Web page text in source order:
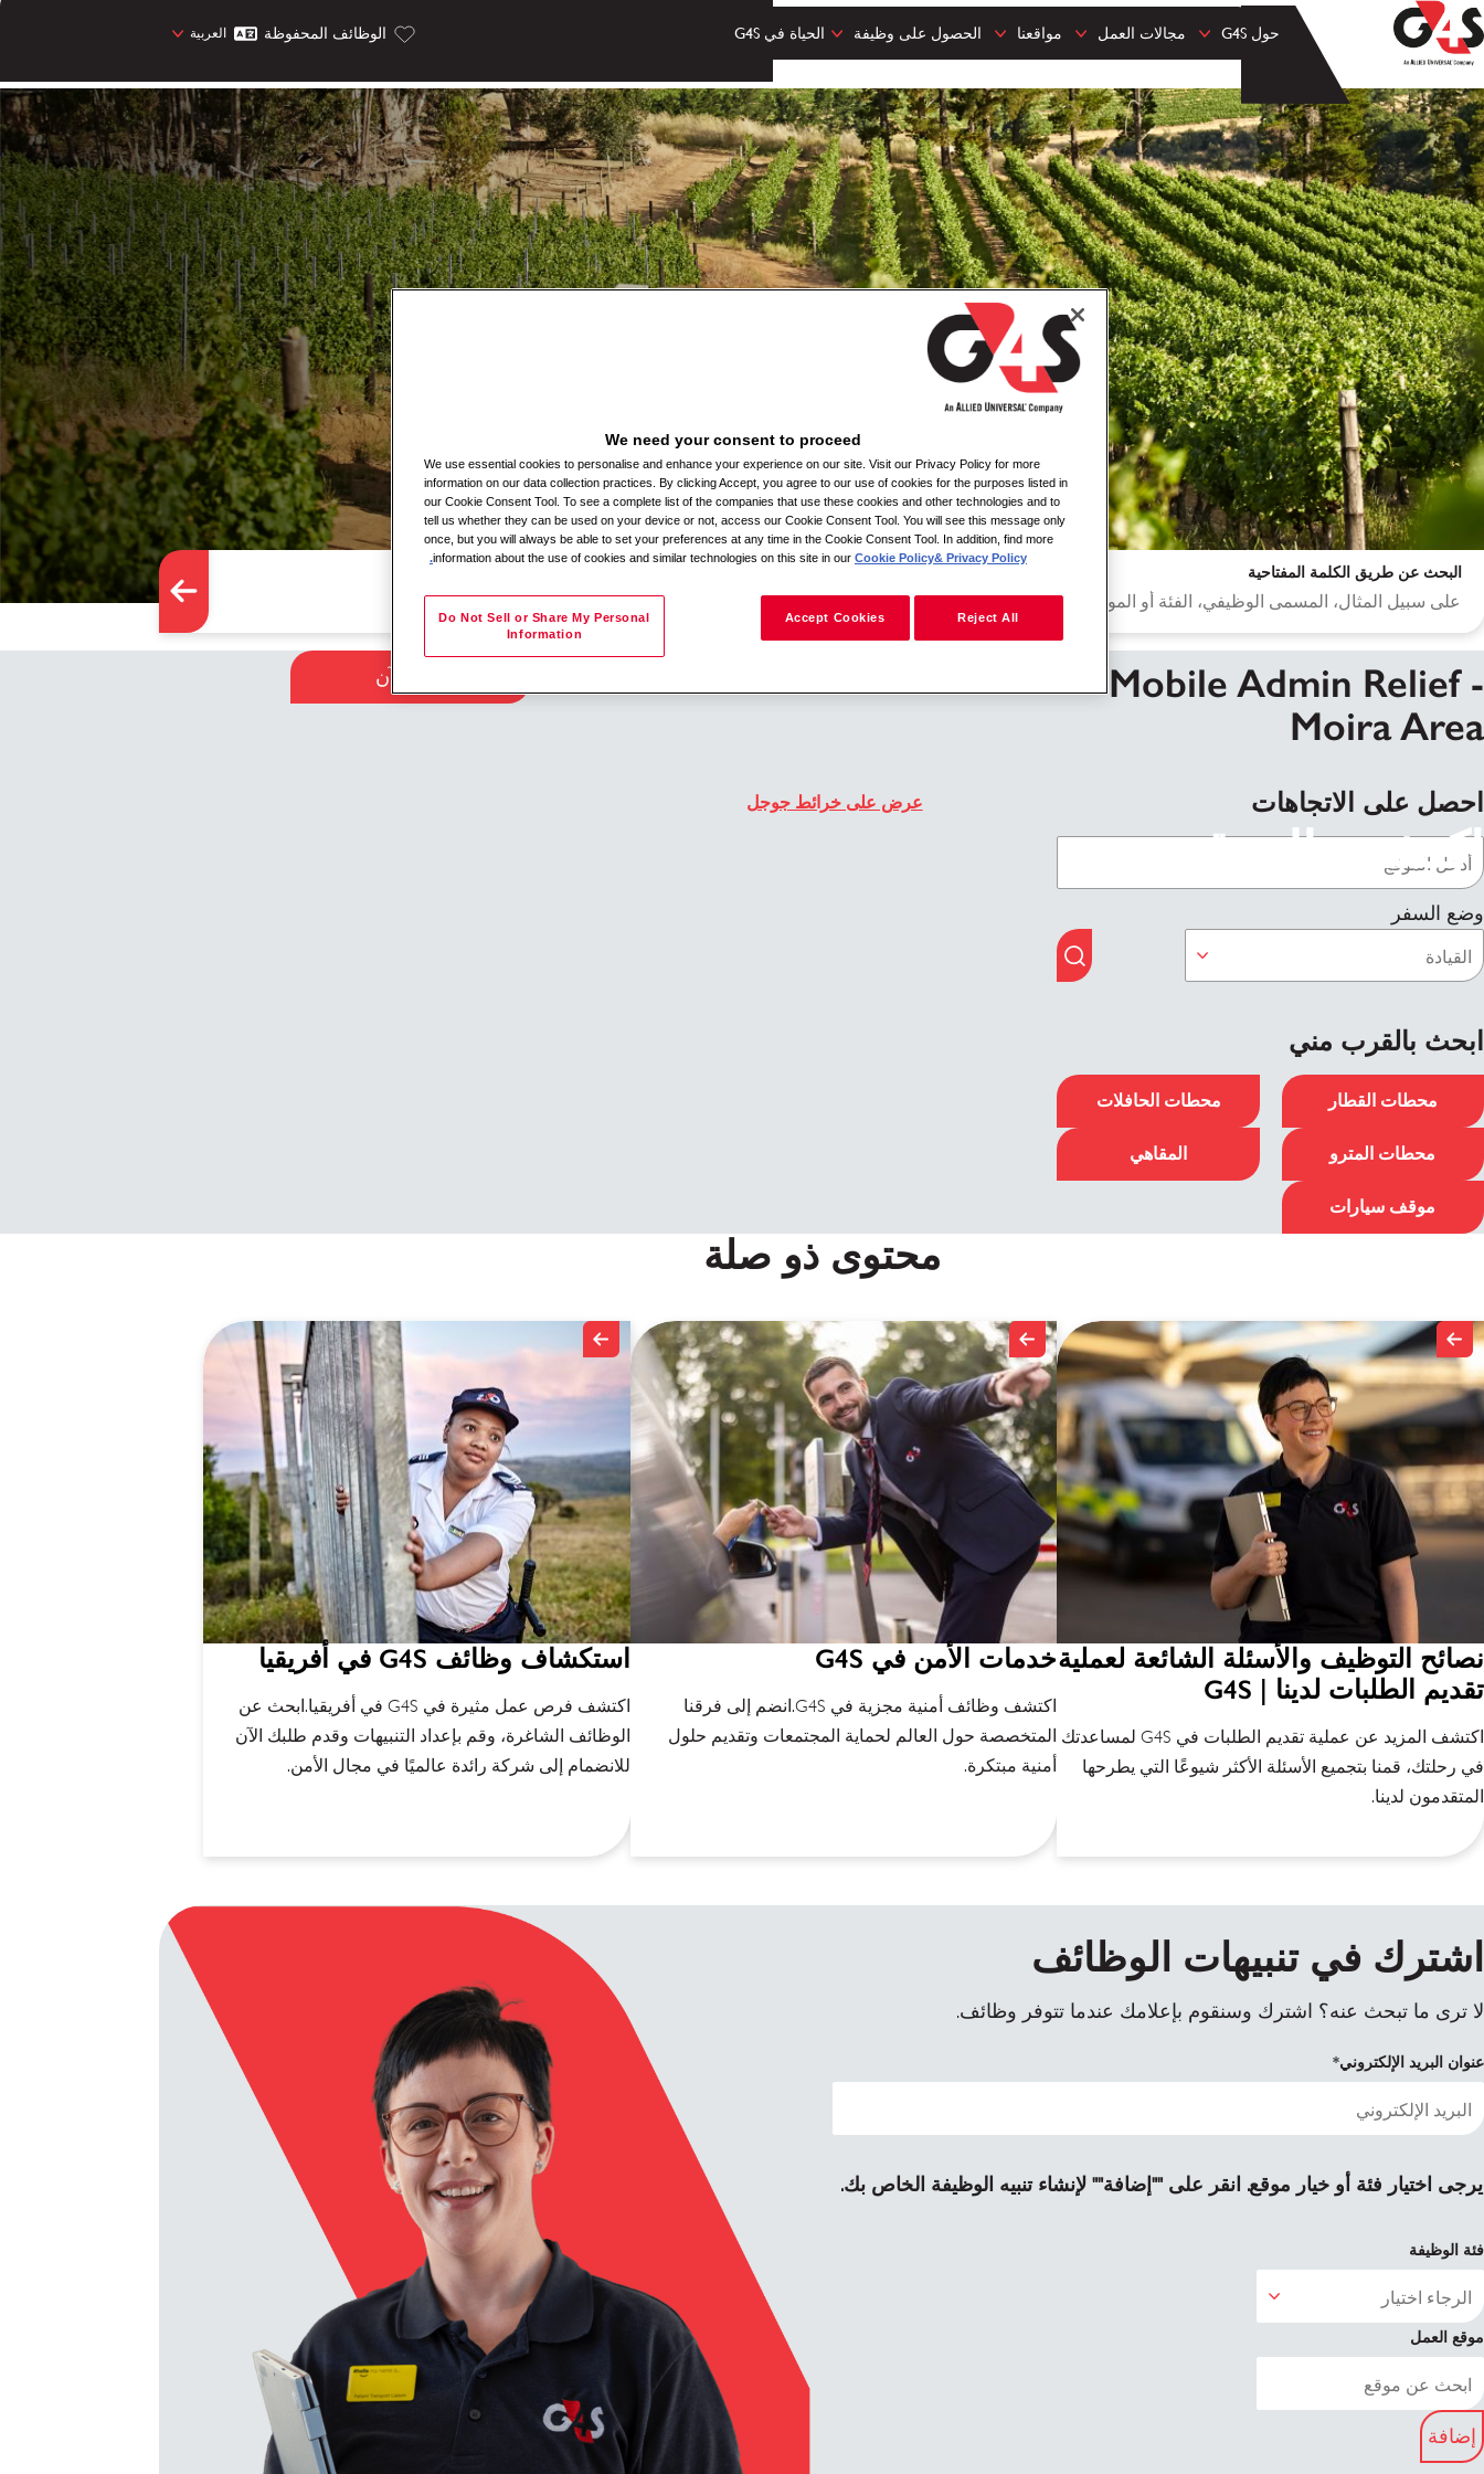
حول G4S مجالات العمل مواقعنا الحصول على وظيفة الحياة في G4S الوظائف المحفوظة العربية
اكتشف الموقع
البحث عن طريق الكلمة المفتاحية
Mobile Admin Relief -
Moira Area
قدّم الآن
احصل على الاتجاهات
وضع السفر
ابحث بالقرب مني
محطات القطار محطات الحافلات
محطات المترو المقاهي
موقف سيارات
عرض على خرائط جوجل
محتوى ذو صلة
نصائح التوظيف والأسئلة الشائعة لعملية
تقديم الطلبات لدينا | G4S
اكتشف المزيد عن عملية تقديم الطلبات في G4S لمساعدتك
في رحلتك، قمنا بتجميع الأسئلة الأكثر شيوعًا التي يطرحها
المتقدمون لدينا.
خدمات الأمن في G4S
اكتشف وظائف أمنية مجزية في G4S.انضم إلى فرقنا
المتخصصة حول العالم لحماية المجتمعات وتقديم حلول
أمنية مبتكرة.
استكشاف وظائف G4S في أفريقيا
اكتشف فرص عمل مثيرة في G4S في أفريقيا.ابحث عن
الوظائف الشاغرة، وقم بإعداد التنبيهات وقدم طلبك الآن
للانضمام إلى شركة رائدة عالميًا في مجال الأمن.
اشترك في تنبيهات الوظائف
لا ترى ما تبحث عنه؟ اشترك وسنقوم بإعلامك عندما تتوفر وظائف.
عنوان البريد الإلكتروني
يرجى اختيار فئة أو خيار موقع. انقر على ""إضافة"" لإنشاء تنبيه الوظيفة الخاص بك.
فئة الوظيفة
موقع العمل
إضافة
We need your consent to proceed
We use essential cookies to personalise and enhance your experience on our site. Visit our Privacy Policy for more
information on our data collection practices. By clicking Accept, you agree to our use of cookies for the purposes listed in
our Cookie Consent Tool. To see a complete list of the companies that use these cookies and other technologies and to
tell us whether they can be used on your device or not, access our Cookie Consent Tool. You will see this message only
once, but you will always be able to set your preferences at any time in the Cookie Consent Tool. In addition, find more
information about the use of cookies and similar technologies on this site in our Cookie Policy& Privacy Policy.
Do Not Sell or Share My Personal
Information
Reject All
Accept Cookies